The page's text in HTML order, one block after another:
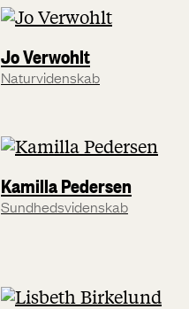
Jo Verwohlt
Naturvidenskab
Kamilla Pedersen
Sundhedsvidenskab